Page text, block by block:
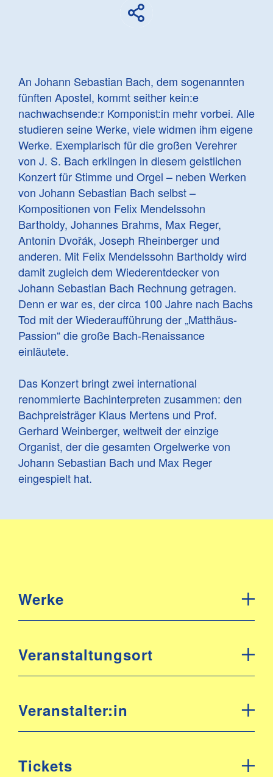
An Johann Sebastian Bach, dem sogenannten
fünften Apostel, kommt seither kein:e
nachwachsende:r Komponist:in mehr vorbei. Alle
studieren seine Werke, viele widmen ihm eigene
Werke. Exemplarisch für die großen Verehrer
von J. S. Bach erklingen in diesem geistlichen
Konzert für Stimme und Orgel – neben Werken
von Johann Sebastian Bach selbst –
Kompositionen von Felix Mendelssohn
Bartholdy, Johannes Brahms, Max Reger,
Antonin Dvořák, Joseph Rheinberger und
anderen. Mit Felix Mendelssohn Bartholdy wird
damit zugleich dem Wiederentdecker von
Johann Sebastian Bach Rechnung getragen.
Denn er war es, der circa 100 Jahre nach Bachs
Tod mit der Wiederaufführung der „Matthäus-
Passion“ die große Bach-Renaissance
einläutete.
Das Konzert bringt zwei international
renommierte Bachinterpreten zusammen: den
Bachpreisträger Klaus Mertens und Prof.
Gerhard Weinberger, weltweit der einzige
Organist, der die gesamten Orgelwerke von
Johann Sebastian Bach und Max Reger
eingespielt hat.
Werke
Veranstaltungsort
Veranstalter:in
Tickets